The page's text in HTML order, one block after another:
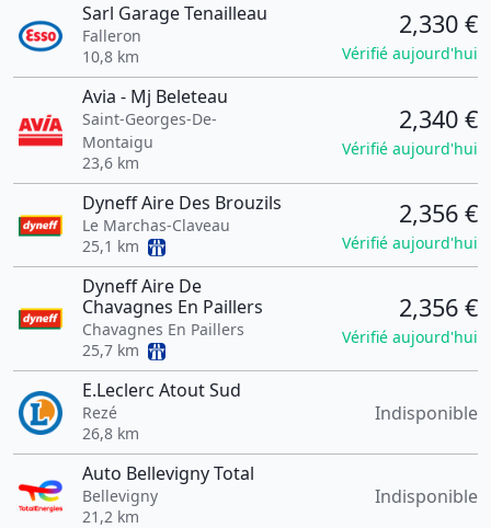
Sarl Garage Tenailleau
Falleron
10,8 km
2,330 €
Vérifié aujourd'hui
Avia - Mj Beleteau
Saint-Georges-De-
Montaigu
23,6 km
2,340 €
Vérifié aujourd'hui
Dyneff Aire Des Brouzils
Le Marchas-Claveau
25,1 km
2,356 €
Vérifié aujourd'hui
Dyneff Aire De
Chavagnes En Paillers
Chavagnes En Paillers
25,7 km
2,356 €
Vérifié aujourd'hui
E.Leclerc Atout Sud
Rezé
26,8 km
Indisponible
Auto Bellevigny Total
Bellevigny
21,2 km
Indisponible